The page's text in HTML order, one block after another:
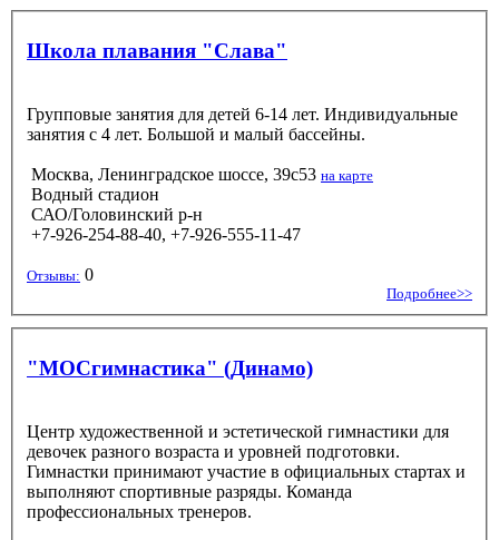
Школа плавания "Слава"
Групповые занятия для детей 6-14 лет. Индивидуальные
занятия с 4 лет. Большой и малый бассейны.
Москва, Ленинградское шоссе, 39с53 на карте
Водный стадион
САО/Головинский р-н
+7-926-254-88-40, +7-926-555-11-47
Отзывы: 0
Подробнее>>
"МОСгимнастика" (Динамо)
Центр художественной и эстетической гимнастики для
девочек разного возраста и уровней подготовки.
Гимнастки принимают участие в официальных стартах и
выполняют спортивные разряды. Команда
профессиональных тренеров.